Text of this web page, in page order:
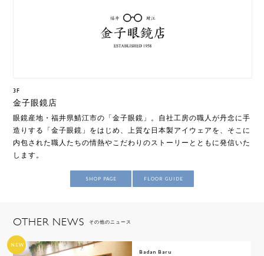
3F
金子眼鏡店
眼鏡産地・福井県鯖江市の「金子眼鏡」。自社工房の職人が丹念に手
造りする「金子眼鏡」をはじめ、上質な日本製アイウェアを、そこに
内包された職人たちの情熱やこだわりのストーリーとともに発信いた
します。
SHOP PAGE FLOOR GUIDE
OTHER NEWS その他のニュース
NEW
Badan Baru